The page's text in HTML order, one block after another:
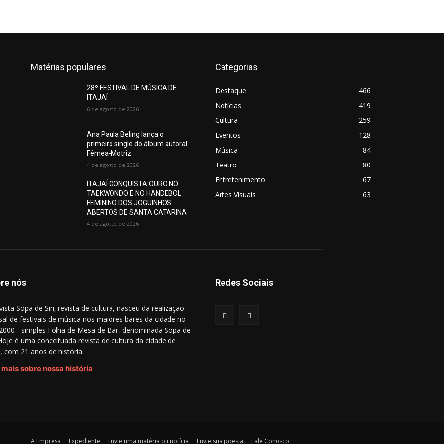
Matérias populares
28º FESTIVAL DE MÚSICA DE
ITAJAÍ
6 de agosto de 2026
Ana Paula Beling lança o
primeiro single do álbum autoral
Fêmea-Motriz
4 de agosto de 2026
ITAJAÍ CONQUISTA OURO NO
TAEKWONDO E NO HANDEBOL
FEMININO DOS JOGUINHOS
ABERTOS DE SANTA CATARINA
4 de agosto de 2026
Categorias
Destaque
466
Notícias
419
Cultura
259
Eventos
128
Música
84
Teatro
80
Entretenimento
67
Artes Visuais
63
nós
Sopa de Siri, revista de cultura, nasceu da realização
de festivais de música nos maiores bares da cidade no
- simples Folha de Mesa de Bar, denominada Sopa de
é uma conceituada revista de cultura da cidade de
com 21 anos de história.
mais sobre nossa história
Redes Sociais
A Empresa Expediente Envie uma matéria ou notícia Envie sua poesia Fale Conosco